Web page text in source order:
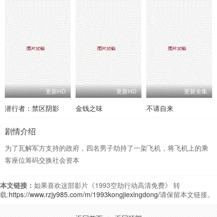
更新HD
潜行者：禁区阴影
更新HD
金钱之味
更新全集
不请自来
剧情介绍
为了瓦解军方支持的政府，四名男子劫持了一架飞机，将飞机上的乘
客座位筹码交换社会资本
本文链接： 如果喜欢这部影片《1993空劫行动高清免费》 转
载:https://www.rzjy985.com/m/1993kongjiexingdong/请保留本文链接。